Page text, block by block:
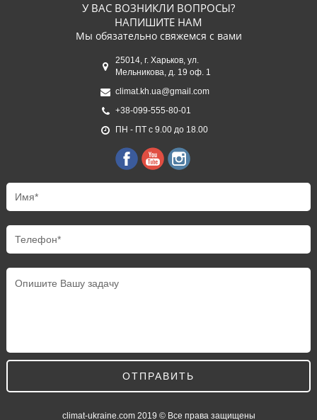
У ВАС ВОЗНИКЛИ ВОПРОСЫ?
НАПИШИТЕ НАМ
Мы обязательно свяжемся с вами
25014, г. Харьков, ул.
Мельникова, д. 19 оф. 1
climat.kh.ua@gmail.com
+38-099-555-80-01
ПН - ПТ с 9.00 до 18.00
ОТПРАВИТЬ
climat-ukraine.com2019 © Все права защищены